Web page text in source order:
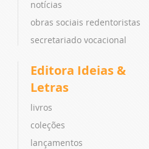
notícias
obras sociais redentoristas
secretariado vocacional
Editora Ideias &
Letras
livros
coleções
lançamentos